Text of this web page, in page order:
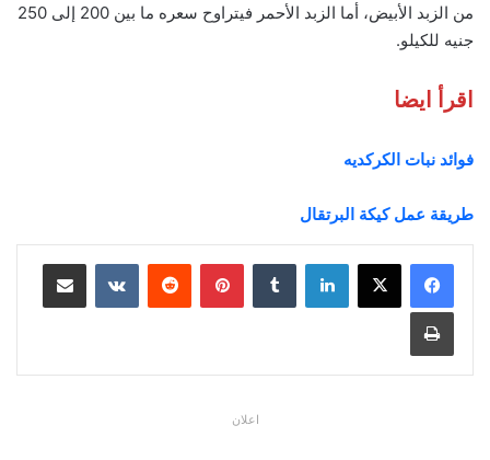
من الزبد الأبيض، أما الزبد الأحمر فيتراوح سعره ما بين 200 إلى 250
جنيه للكيلو.
اقرأ ايضا
فوائد نبات الكركديه
طريقة عمل كيكة البرتقال
لينكدإن بينتيريست مشاركة عبر البريد
طباعة
اعلان